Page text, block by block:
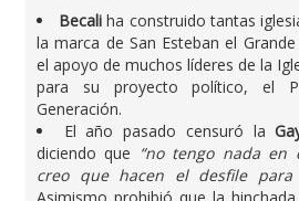
Becali ha construido tantas
la marca de San Esteban el
el apoyo de muchos líderes de la
para su proyecto político, el
Generación.
El año pasado censuró la
diciendo que “no tengo nada en
creo que hacen el desfile